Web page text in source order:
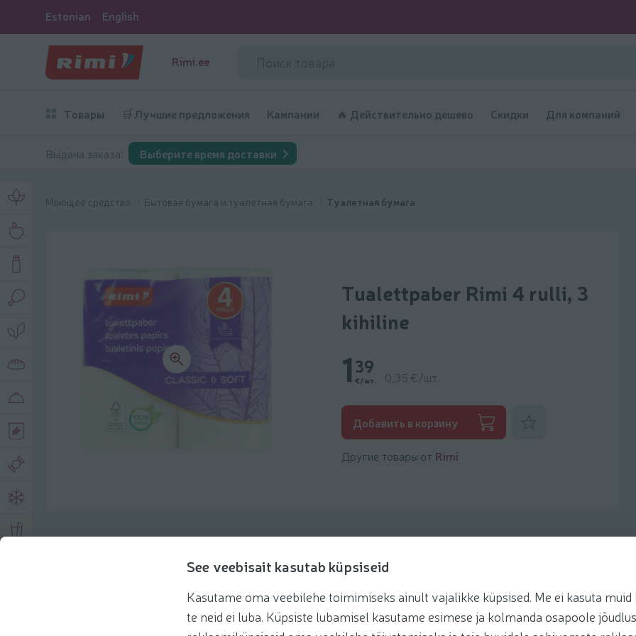
See veebisait kasutab küpsiseid
Kasutame oma veebilehe toimimiseks ainult vajalikke küpsised. Me ei kasuta muid
te neid ei luba. Küpsiste lubamisel kasutame esimese ja kolmanda osapoole
Estonian English
Rimi.ee
Товары 🛒 Лучшие предложения Кампании 🔥 Действительно дешево Скидки Для компаний
Выдача заказа: Выберите время доставки
Моющее средство Бытовая бумага и туалетная бумага Туалетная бумага
Tualettpaber Rimi 4 rulli, 3
kihiline
139
€/шт. 0,35 €/шт.
Добавить в корзину
Другие товары от Rimi
Рекомендации